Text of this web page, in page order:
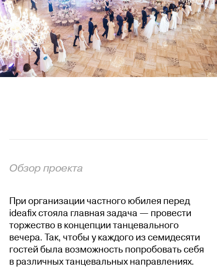
Обзор проекта
При организации частного юбилея перед
ideafix стояла главная задача — провести
торжество в концепции танцевального
вечера. Так, чтобы у каждого из семидесяти
гостей была возможность попробовать себя
в различных танцевальных направлениях.